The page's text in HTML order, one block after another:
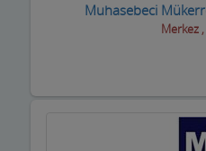
Muhasebeci
Merkez